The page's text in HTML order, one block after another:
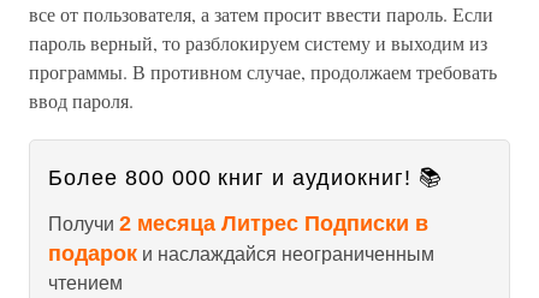
все от пользователя, а затем просит ввести пароль. Если
пароль верный, то разблокируем систему и выходим из
программы. В противном случае, продолжаем требовать
ввод пароля.
Более 800 000 книг и аудиокниг! 📚
Получи 2 месяца Литрес Подписки в
подарок и наслаждайся неограниченным
чтением